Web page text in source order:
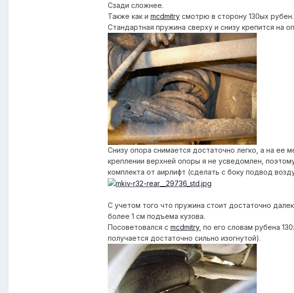
Сзади сложнее.
Также как и mcdmitry смотрю в сторону 130ых рубен.
Стандартная пружина сверху и снизу крепится на
Снизу опора снимается достаточно легко, а на ее
креплении верхней опоры я не усведомлен,
комплекта от аирлифт (сделать с боку подвод
С учетом того что пружина стоит достаточно
более 1 см подъема кузова.
Посоветовался с mcdmitry, по его словам рубена
получается достаточно сильно изогнутой).